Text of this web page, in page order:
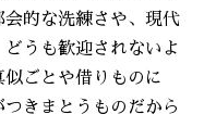
的な洗練さや、現代
うも歓迎されないよ
ごとや借りものに
きまとうものだから